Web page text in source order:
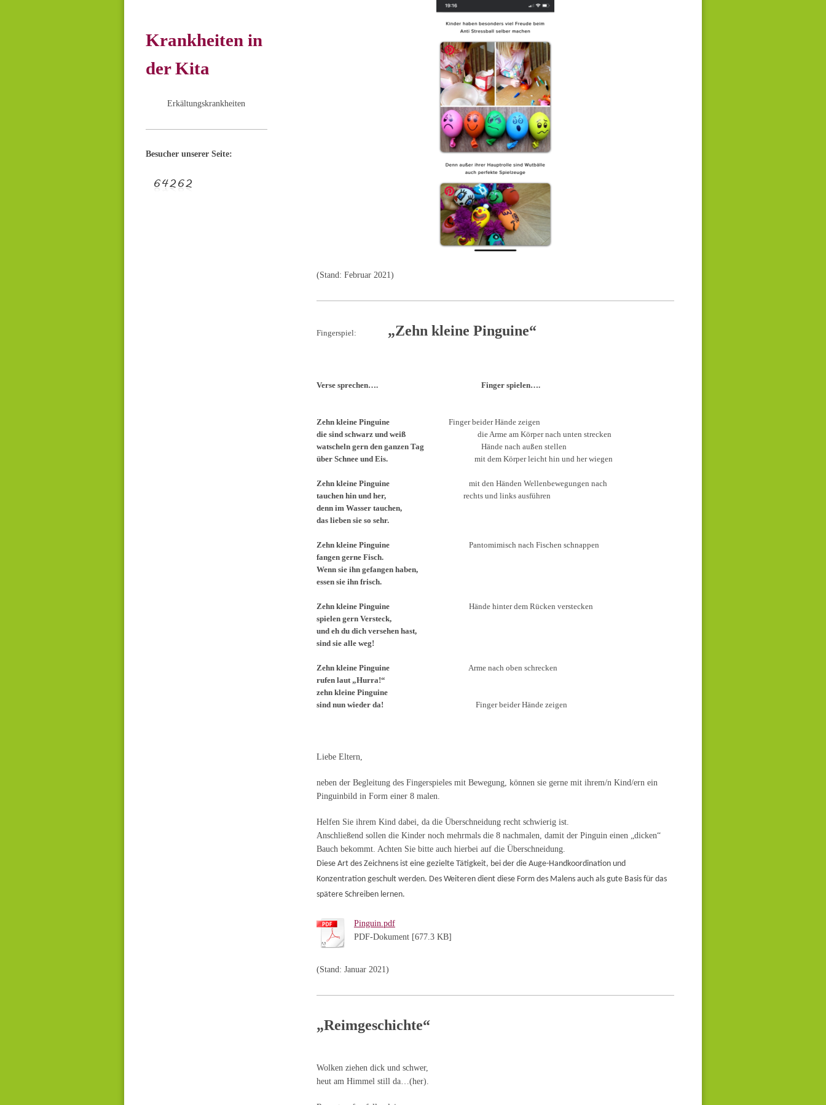
(Stand: Februar 2021)
Fingerspiel: „Zehn kleine Pinguine“
Verse sprechen…. Finger spielen….
Zehn kleine Pinguine Finger beider Hände zeigen
die sind schwarz und weißdie Arme am Körper nach unten strecken
watscheln gern den ganzen Tag Hände nach außen stellen
über Schnee und Eis.mit dem Körper leicht hin und her wiegen
Zehn kleine Pinguine
mit den Händen Wellenbewegungen nach
tauchen hin und her,
rechts und links ausführen
denn im Wasser tauchen,
das lieben sie so sehr.
Zehn kleine Pinguine
Pantomimisch nach Fischen schnappen
fangen gerne Fisch.
Wenn sie ihn gefangen haben,
essen sie ihn frisch.
Zehn kleine Pinguine
Hände hinter dem Rücken verstecken
spielen gern Versteck,
und eh du dich versehen hast,
sind sie alle weg!
Zehn kleine Pinguine
Arme nach oben schrecken
rufen laut „Hurra!“
zehn kleine Pinguine
sind nun wieder da! Finger beider Hände zeigen
Liebe Eltern,
neben der Begleitung des Fingerspieles mit Bewegung, können sie gerne mit ihrem/n Kind/ern ein
Pinguinbild in Form einer 8 malen.
Helfen Sie ihrem Kind dabei, da die Überschneidung recht schwierig ist.
Anschließend sollen die Kinder noch mehrmals die 8 nachmalen, damit der Pinguin einen „dicken“
Bauch bekommt. Achten Sie bitte auch hierbei auf die Überschneidung.
Diese Art des Zeichnens ist eine gezielte Tätigkeit, bei der die Auge-Handkoordination und
Konzentration geschult werden. Des Weiteren dient diese Form des Malens auch als gute Basis für das
spätere Schreiben lernen.
Pinguin.pdf
PDF-Dokument [677.3 KB]
(Stand: Januar 2021)
„Reimgeschichte“
Wolken ziehen dick und schwer,
heut am Himmel still da…(her).
Krankheiten in
der Kita
Erkältungskrankheiten
Besucher unserer Seite: